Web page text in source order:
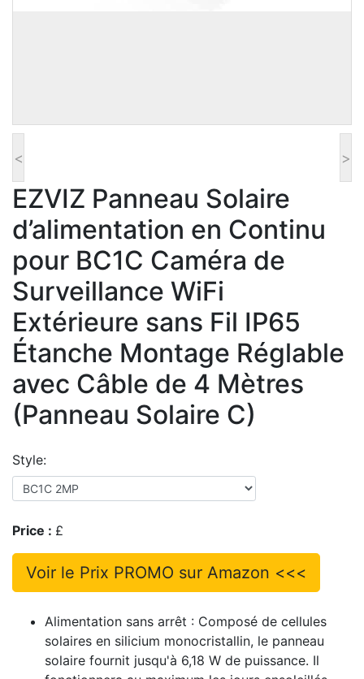
< >
EZVIZ Panneau Solaire
d’alimentation en Continu
pour BC1C Caméra de
Surveillance WiFi
Extérieure sans Fil IP65
Étanche Montage Réglable
avec Câble de 4 Mètres
(Panneau Solaire C)
Style:
Price : £
Voir le Prix PROMO sur Amazon <<<
Alimentation sans arrêt : Composé de cellules
solaires en silicium monocristallin, le panneau
solaire fournit jusqu'à 6,18 W de puissance. Il